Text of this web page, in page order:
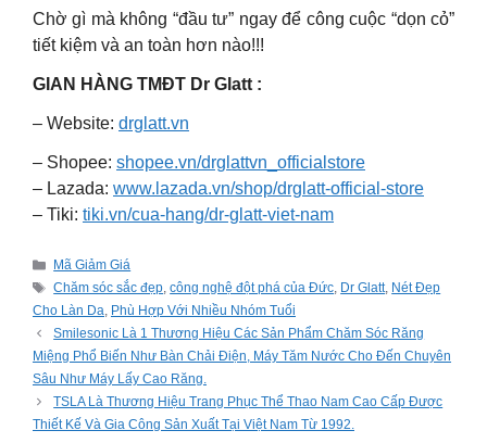
Chờ gì mà không “đầu tư” ngay để công cuộc “dọn cỏ”
tiết kiệm và an toàn hơn nào!!!
GIAN HÀNG TMĐT Dr Glatt :
– Website: drglatt.vn
– Shopee: shopee.vn/drglattvn_officialstore
– Lazada: www.lazada.vn/shop/drglatt-official-store
– Tiki: tiki.vn/cua-hang/dr-glatt-viet-nam
Categories
Mã Giảm Giá
Tags
Chăm sóc sắc đẹp,công nghệ đột phá của Đức, Dr Glatt, Nét Đẹp
Cho Làn Da, Phù Hợp Với Nhiều Nhóm Tuổi
Smilesonic Là 1 Thương Hiệu Các Sản Phẩm Chăm Sóc Răng
Miệng Phổ Biến Như Bàn Chải Điện, Máy Tăm Nước Cho Đến Chuyên
Sâu Như Máy Lấy Cao Răng.
TSLA Là Thương Hiệu Trang Phục Thể Thao Nam Cao Cấp Được
Thiết Kế Và Gia Công Sản Xuất Tại Việt Nam Từ 1992.